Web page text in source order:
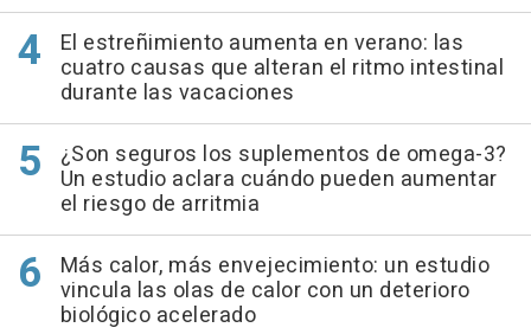
El estreñimiento aumenta en verano: las
cuatro causas que alteran el ritmo intestinal
durante las vacaciones
¿Son seguros los suplementos de omega-3?
Un estudio aclara cuándo pueden aumentar
el riesgo de arritmia
Más calor, más envejecimiento: un estudio
vincula las olas de calor con un deterioro
biológico acelerado